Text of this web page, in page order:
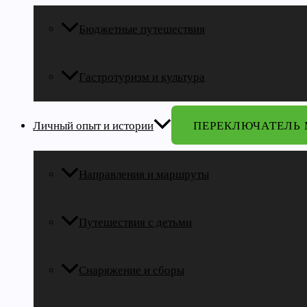
Бюджетные путешествия
Гастротуризм и культура
Личный опыт и истории
Направления и маршруты
Путешествия с детьми
Снаряжение и сборы